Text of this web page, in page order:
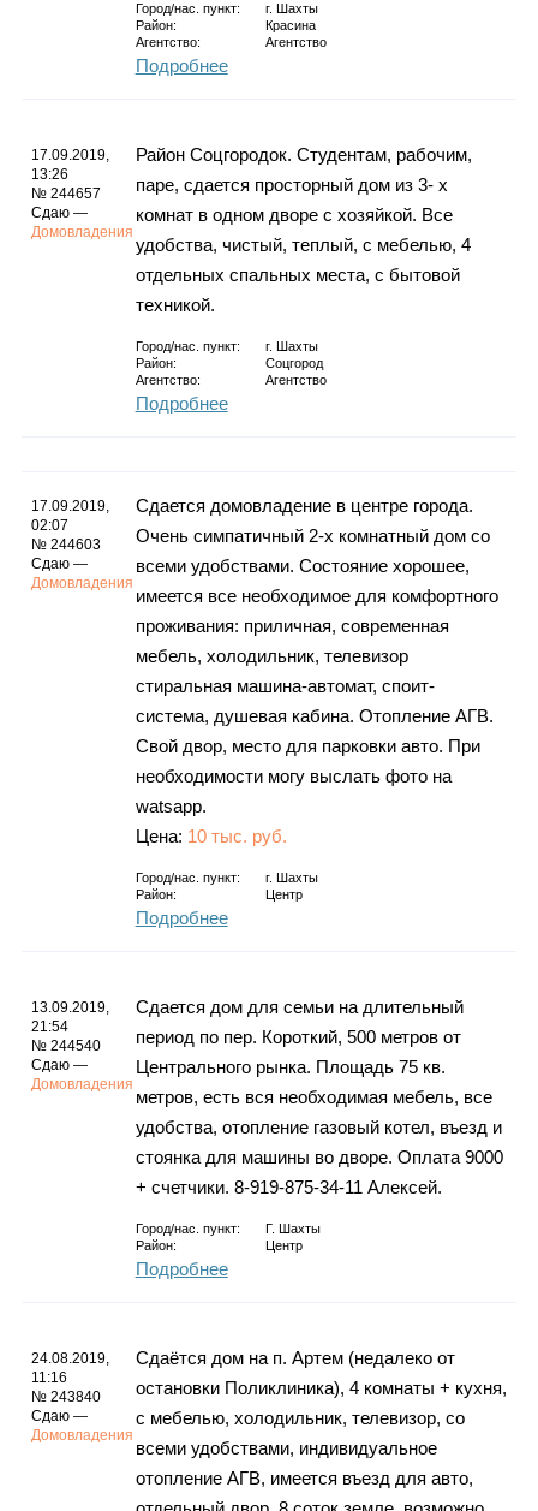
Город/нас. пункт: г.
Шахты
Район:
Красина
Агентство:
Агентство
Подробнее
17.09.2019,
13:26
№ 244657
Сдаю —
Домовладения
Район Соцгородок. Студентам, рабочим,
паре, сдается просторный дом из 3- х
комнат в одном дворе с хозяйкой. Все
удобства, чистый, теплый, с мебелью, 4
отдельных спальных места, с бытовой
техникой.
Город/нас. пункт: г.
Шахты
Район:
Соцгород
Агентство:
Агентство
Подробнее
17.09.2019,
02:07
№ 244603
Сдаю —
Домовладения
Сдается домовладение в центре города.
Очень симпатичный 2-х комнатный дом со
всеми удобствами. Состояние хорошее,
имеется все необходимое для комфортного
проживания: приличная, современная
мебель, холодильник, телевизор
стиральная машина-автомат, споит-
система, душевая кабина. Отопление АГВ.
Свой двор, место для парковки авто. При
необходимости могу выслать фото на
watsapp.
Цена: 10 тыс. руб.
Город/нас. пункт: г.
Шахты
Район:
Центр
Подробнее
13.09.2019,
21:54
№ 244540
Сдаю —
Домовладения
Сдается дом для семьи на длительный
период по пер. Короткий, 500 метров от
Центрального рынка. Площадь 75 кв.
метров, есть вся необходимая мебель, все
удобства, отопление газовый котел, въезд и
стоянка для машины во дворе. Оплата 9000
+ счетчики. 8-919-875-34-11 Алексей.
Город/нас. пункт:
Г. Шахты
Район:
Центр
Подробнее
24.08.2019,
11:16
№ 243840
Сдаю —
Домовладения
Сдаётся дом на п. Артем (недалеко от
остановки Поликлиника), 4 комнаты + кухня,
с мебелью, холодильник, телевизор, со
всеми удобствами, индивидуальное
отопление АГВ, имеется въезд для авто,